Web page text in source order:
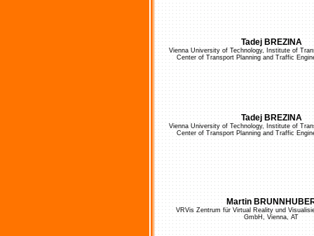
Tadej BREZINA
Vienna University of Technology, Institute of
Center of Transport Planning and Traffic
Tadej BREZINA
Vienna University of Technology, Institute of
Center of Transport Planning and Traffic
Martin
VRVis Zentrum für Virtual Reality und
GmbH, Vienna, AT